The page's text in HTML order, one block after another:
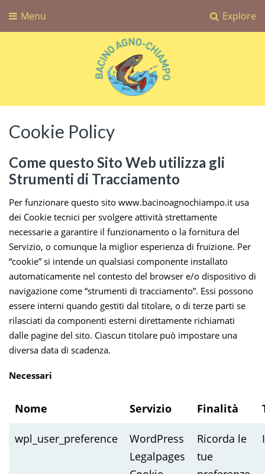
Explore
Menu
Bacino Agno-Chiampo
Associazione Sportiva Dilettantistica Bacino Agno-Chiampo
Cookie Policy
Come questo Sito Web utilizza gli
Strumenti di Tracciamento
Per funzionare questo sito www.bacinoagnochiampo.it usa
dei Cookie tecnici per svolgere attività strettamente
necessarie a garantire il funzionamento o la fornitura del
Servizio, o comunque la miglior esperienza di fruizione. Per
“cookie” si intende un qualsiasi componente installato
automaticamente nel contesto del browser e/o dispositivo di
navigazione come “strumenti di tracciamento”. Essi possono
essere interni quando gestiti dal titolare, o di terze parti se
rilasciati da componenti esterni direttamente richiamati
dalle pagine del sito. Ciascun titolare può impostare una
diversa data di scadenza.
Necessari
Nome Servizio Finalità
wpl_user_preference
WordPress
Legalpages
Ricorda le
tue